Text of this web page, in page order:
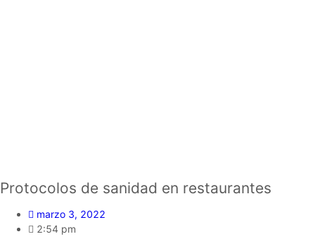
Protocolos de sanidad en restaurantes
marzo 3, 2022
2:54 pm